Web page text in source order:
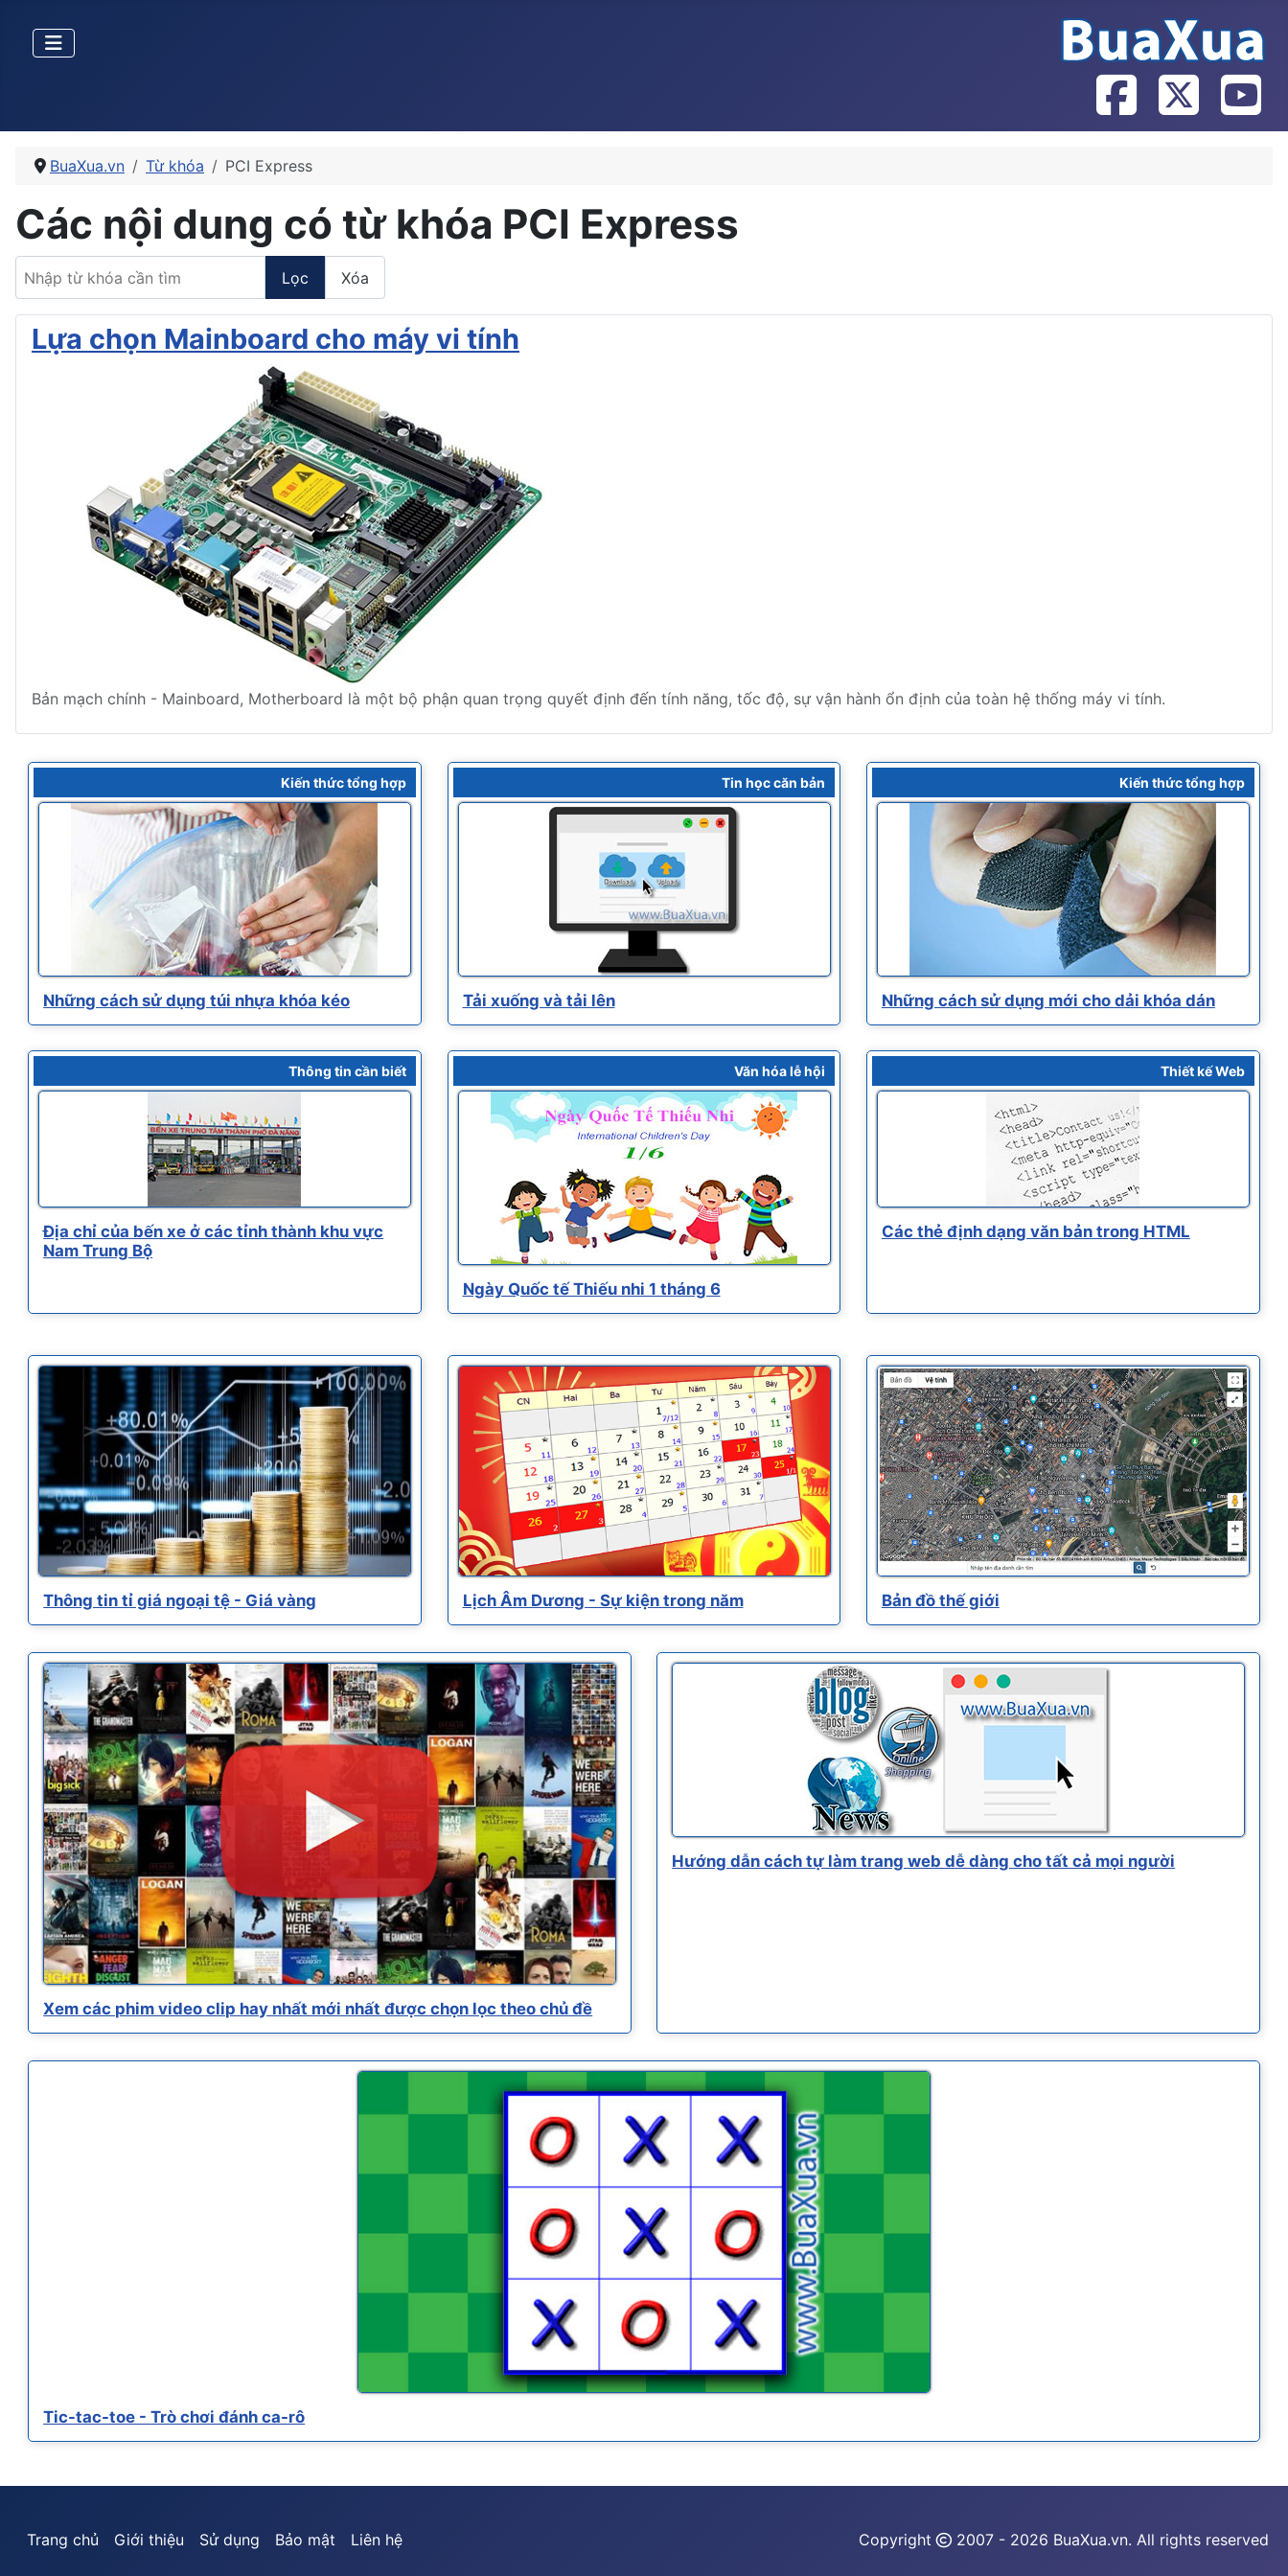
BuaXua.vn Từ khóa PCI Express
Các nội dung có từ khóa PCI Express
Nhập từ khóa cần tìm
Lọc Xóa
Lựa chọn Mainboard cho máy vi tính
Bản mạch chính - Mainboard, Motherboard là một bộ phận quan trọng quyết định đến tính năng, tốc độ, sự vận hành ổn định của toàn hệ thống máy vi tính.
Kiến thức tổng hợp
Những cách sử dụng túi nhựa khóa kéo
Tin học căn bản
Tải xuống và tải lên
Kiến thức tổng hợp
Những cách sử dụng mới cho dải khóa dán
Thông tin cần biết
Địa chỉ của bến xe ở các tỉnh thành khu vực
Nam Trung Bộ
Văn hóa lễ hội
Ngày Quốc tế Thiếu nhi 1 tháng 6
Thiết kế Web
Các thẻ định dạng văn bản trong HTML
Thông tin tỉ giá ngoại tệ - Giá vàng Lịch Âm Dương - Sự kiện trong năm Bản đồ thế giới
Xem các phim video clip hay nhất mới nhất được chọn lọc theo chủ đề
Hướng dẫn cách tự làm trang web dễ dàng cho tất cả mọi người
Tic-tac-toe - Trò chơi đánh ca-rô
Trang chủ Giới thiệu Sử dụng Bảo mật Liên hệ Copyright 2007 - 2026 BuaXua.vn. All rights reserved